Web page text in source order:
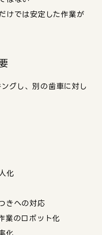
けでは安定した作業が
グし、別の歯車に対し
化
きへの対応
業のロボット化
化